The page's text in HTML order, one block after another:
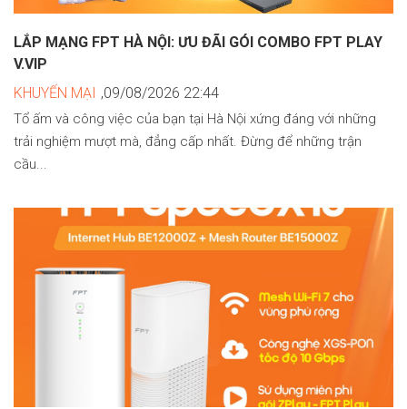
LẮP MẠNG FPT HÀ NỘI: ƯU ĐÃI GÓI COMBO FPT PLAY
V.VIP
KHUYẾN MẠI ,09/08/2026 22:44
Tổ ấm và công việc của bạn tại Hà Nội xứng đáng với những
trải nghiệm mượt mà, đẳng cấp nhất. Đừng để những trận
cầu...